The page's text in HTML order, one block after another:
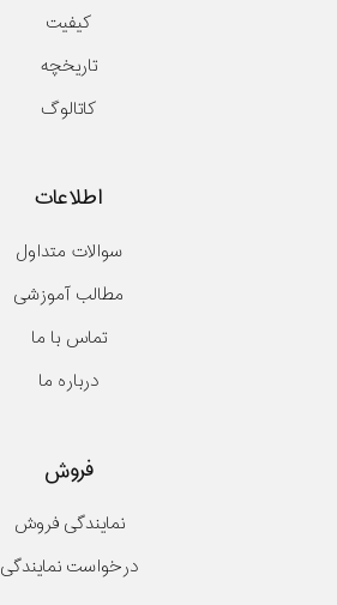
کیفیت
تاریخچه
کاتالوگ
اطلاعات
سوالات متداول
مطالب آموزشی
تماس با ما
درباره ما
فروش
نمایندگی فروش
درخواست نمایندگی